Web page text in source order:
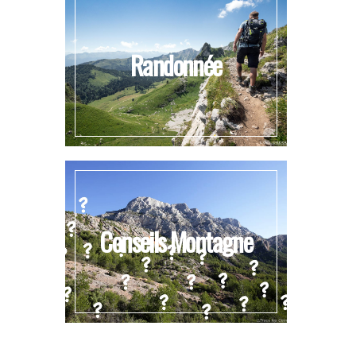
Randonnée
Conseils Montagne